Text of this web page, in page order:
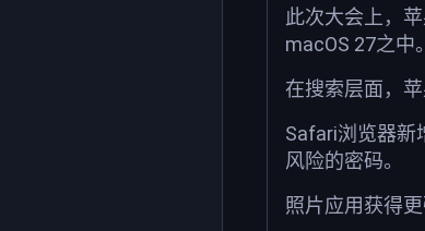
此次大会上，
macOS 27之中。
在搜索层面，
Safari浏览器新
风险的密码。
照片应用获得